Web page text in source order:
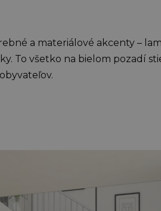
a materiálové akcenty –
To všetko na bielom pozadí